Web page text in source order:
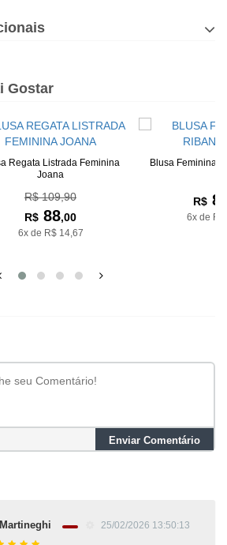
Gostar
Regata Listrada Feminina
Joana
R$ 109,90
R$ 88,00
6x de R$ 14,67
Blusa Feminina
R$
6x de
Enviar Comentário
25/02/2026 13:50:13